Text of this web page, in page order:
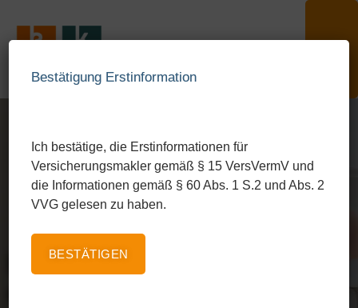
Kranken­zu­satz­ver­si­
Bestätigung Erstinformation
Ich bestätige, die Erstinformationen für
Versicherungsmakler gemäß § 15 VersVermV und
die Informationen gemäß § 60 Abs. 1 S.2 und Abs. 2
VVG gelesen zu haben.
BESTÄTIGEN